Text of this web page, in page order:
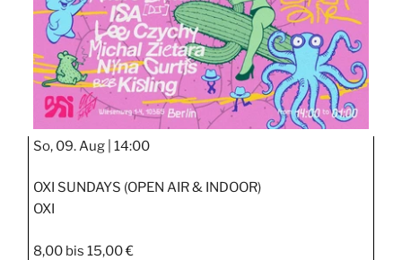
So, 09. Aug | 14:00
OXI SUNDAYS (OPEN AIR & INDOOR)
OXI
8,00 bis 15,00 €